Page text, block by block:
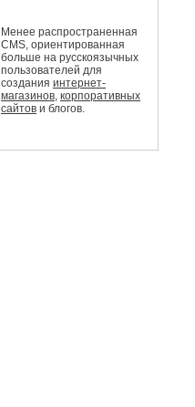
Менее распро­страненная
CMS, ориентированная
больше на русскоязычных
пользователей для
создания интернет-
магазинов, корпоративных
сайтов и блогов.